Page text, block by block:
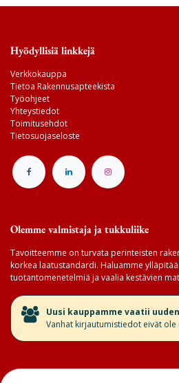
Hyödyllisiä linkkejä
Verkkokauppa
Tietoa Rakennusapteekista
Työohjeet
Yhteystiedot
Toimitusehdot
Tietosuojaseloste
Olemme valmistaja ja tukkuliike
Tavoitteemme on turvata perinteisten
korkea laatustandardi. Haluamme
tuotantomenetelmiä ja vaalia kestävien
​Uusi kauppamme vaatii
Vanhat kirjautumistiedot eivät ole